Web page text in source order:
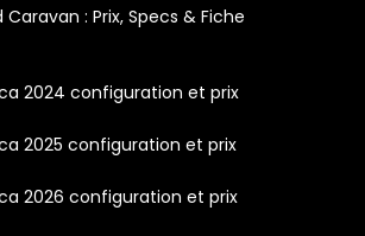
: Prix, Specs & Fiche
2024 configuration et prix
2025 configuration et prix
2026 configuration et prix